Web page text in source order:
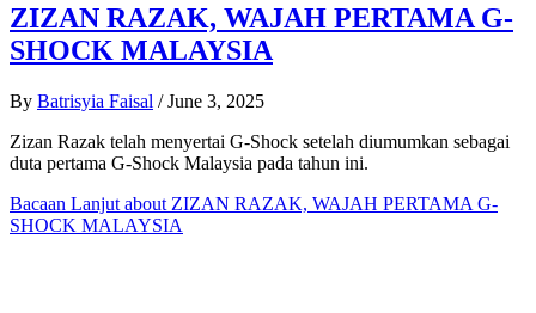
ZIZAN RAZAK, WAJAH PERTAMA G-
SHOCK MALAYSIA
By Batrisyia Faisal / June 3, 2025
Zizan Razak telah menyertai G-Shock setelah diumumkan sebagai
duta pertama G-Shock Malaysia pada tahun ini.
Bacaan Lanjut about ZIZAN RAZAK, WAJAH PERTAMA G-
SHOCK MALAYSIA